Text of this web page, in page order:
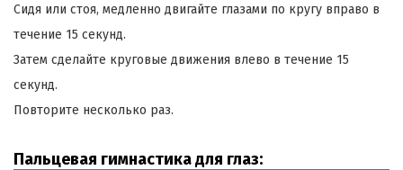
Сидя или стоя, медленно двигайте глазами по кругу вправо в
течение 15 секунд.
Затем сделайте круговые движения влево в течение 15
секунд.
Повторите несколько раз.
Пальцевая гимнастика для глаз: